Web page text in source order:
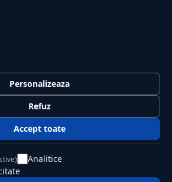
drepturile rezervate.
Personalizeaza
Refuz
Accept toate
Analitice